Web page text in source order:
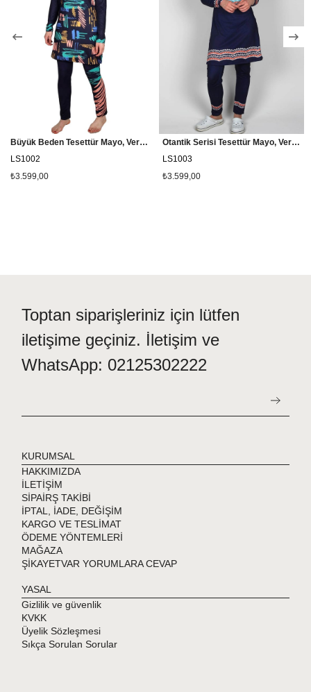
Büyük Beden Tesettür Mayo, Veros Tam Kapalı Mayo LS1002
LS1002
₺3.599,00
Otantik Serisi Tesettür Mayo, Veros Tam Kapalı Mayo SL1003
LS1003
₺3.599,00
Toptan siparişleriniz için lütfen
iletişime geçiniz. İletişim ve
WhatsApp: 02125302222
KURUMSAL
HAKKIMIZDA
İLETİŞİM
SİPAİRŞ TAKİBİ
İPTAL, İADE, DEĞİŞİM
KARGO VE TESLİMAT
ÖDEME YÖNTEMLERİ
MAĞAZA
ŞİKAYETVAR YORUMLARA CEVAP
YASAL
Gizlilik ve güvenlik
KVKK
Üyelik Sözleşmesi
Sıkça Sorulan Sorular